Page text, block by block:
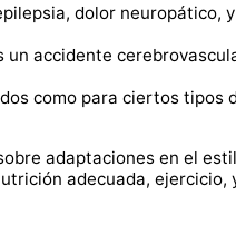
dolor neuropático,
un accidente
como para ciertos tipos
adaptaciones en el
adecuada, ejercicio,